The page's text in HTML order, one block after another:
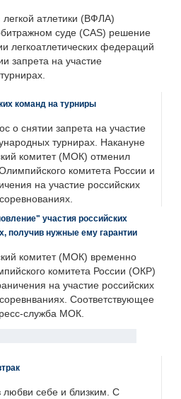
атлетики (ВФЛА)
суде (CAS) решение
легкоатлетических федераций
запрета на участие
команд на турниры
о снятии запрета на участие
турнирах. Накануне
комитет (МОК) отменил
комитета России и
на участие российских
участия российских
получив нужные ему гарантии
комитет (МОК) временно
комитета России (ОКР)
на участие российских
Соответствующее
служба МОК.
любви себе и близким. С